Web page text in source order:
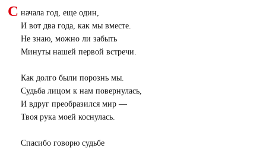
С начала год, еще один,
И вот два года, как мы вместе.
Не знаю, можно ли забыть
Минуты нашей первой встречи.
Как долго были порознь мы.
Судьба лицом к нам повернулась,
И вдруг преобразился мир —
Твоя рука моей коснулась.
Спасибо говорю судьбе